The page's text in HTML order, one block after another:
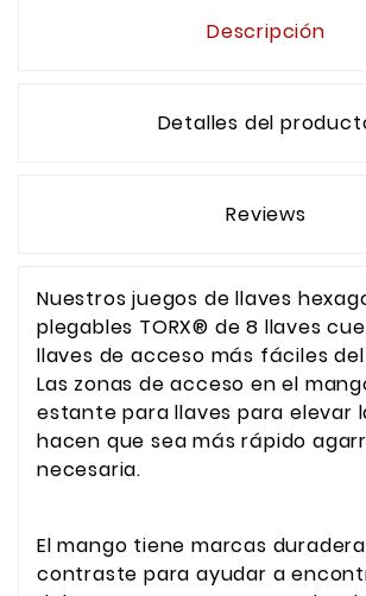
Descripción
Detalles del
Reviews
Nuestros juegos de llaves
plegables TORX® de 8 llaves
llaves de acceso más fáciles
Las zonas de acceso en el
estante para llaves para elevar
hacen que sea más rápido
necesaria.
El mango tiene marcas
contraste para ayudar a